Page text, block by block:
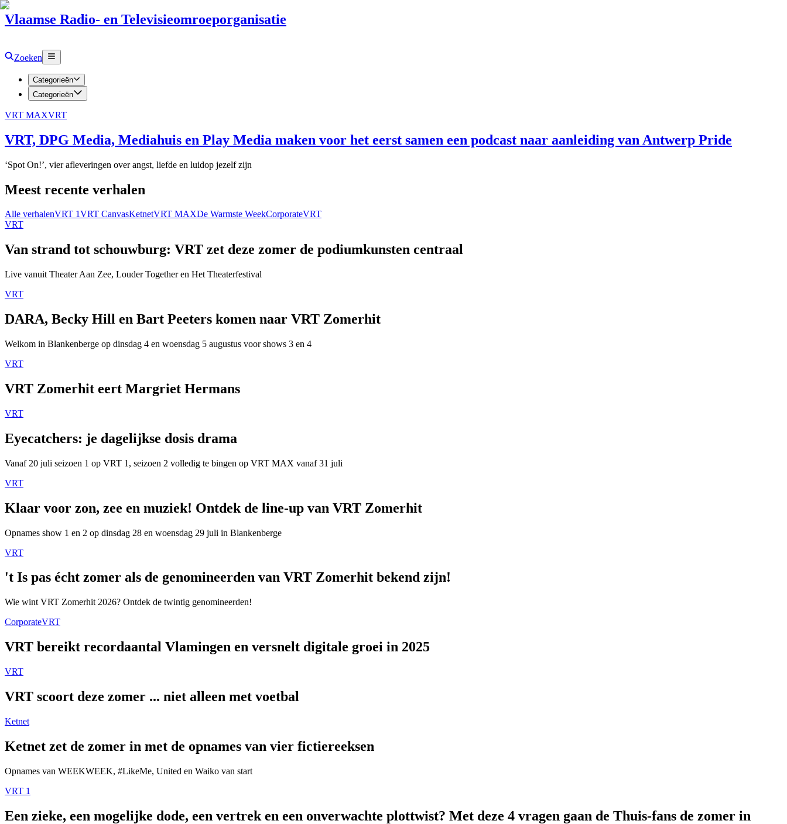
Vlaamse Radio- en Televisieomroeporganisatie
Zoeken
Categorieën
Categorieën
VRT MAXVRT
VRT, DPG Media, Mediahuis en Play Media maken voor het eerst samen een podcast naar aanleiding van Antwerp Pride
‘Spot On!’, vier afleveringen over angst, liefde en luidop jezelf zijn
Meest recente verhalen
Alle verhalenVRT 1VRT CanvasKetnetVRT MAXDe Warmste WeekCorporateVRT
VRT
Van strand tot schouwburg: VRT zet deze zomer de podiumkunsten centraal
Live vanuit Theater Aan Zee, Louder Together en Het Theaterfestival
VRT
DARA, Becky Hill en Bart Peeters komen naar VRT Zomerhit
Welkom in Blankenberge op dinsdag 4 en woensdag 5 augustus voor shows 3 en 4
VRT
VRT Zomerhit eert Margriet Hermans
VRT
Eyecatchers: je dagelijkse dosis drama
Vanaf 20 juli seizoen 1 op VRT 1, seizoen 2 volledig te bingen op VRT MAX vanaf 31 juli
VRT
Klaar voor zon, zee en muziek! Ontdek de line-up van VRT Zomerhit
Opnames show 1 en 2 op dinsdag 28 en woensdag 29 juli in Blankenberge
VRT
't Is pas écht zomer als de genomineerden van VRT Zomerhit bekend zijn!
Wie wint VRT Zomerhit 2026? Ontdek de twintig genomineerden!
CorporateVRT
VRT bereikt recordaantal Vlamingen en versnelt digitale groei in 2025
VRT
VRT scoort deze zomer ... niet alleen met voetbal
Ketnet
Ketnet zet de zomer in met de opnames van vier fictiereeksen
Opnames van WEEKWEEK, #LikeMe, United en Waiko van start
VRT 1
Een zieke, een mogelijke dode, een vertrek en een onverwachte plottwist? Met deze 4 vragen gaan de Thuis-fans de zomer in